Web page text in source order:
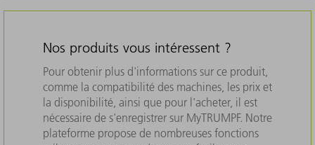
Nos produits vous intéressent ?
Pour obtenir plus d'informations sur ce produit,
comme la compatibilité des machines, les prix et
la disponibilité, ainsi que pour l'acheter, il est
nécessaire de s'enregistrer sur MyTRUMPF. Notre
plateforme propose de nombreuses fonctions